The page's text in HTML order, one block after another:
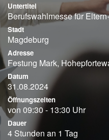
Untertitel
Berufswahlmesse für
Stadt
Magdeburg
Adresse
Festung Mark,
Datum
31.08.2024
Öffnungszeiten
von 09:30 - 13:30 Uhr
Dauer
4 Stunden an 1 Tag